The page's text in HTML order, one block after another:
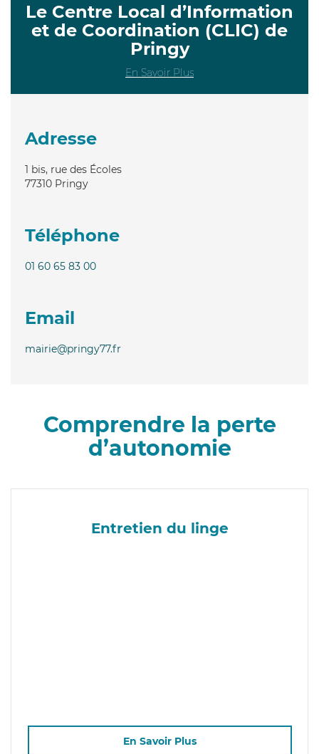
Le Centre Local d’Information
et de Coordination (CLIC) de
Pringy
En Savoir Plus
Adresse
1 bis, rue des Écoles
77310 Pringy
Téléphone
01 60 65 83 00
Email
mairie@pringy77.fr
Comprendre la perte
d’autonomie
Entretien du linge
En Savoir Plus